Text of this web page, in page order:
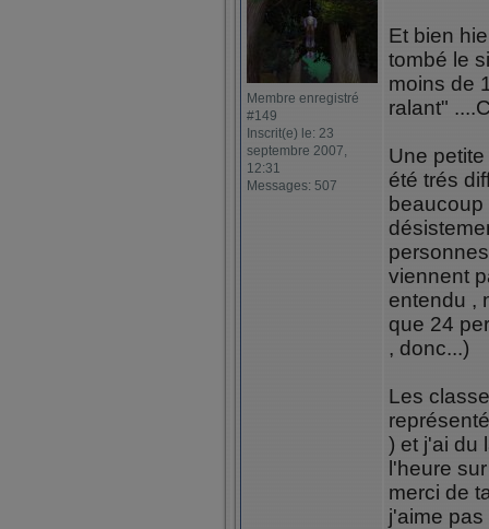
Membre enregistré
#149
Inscrit(e) le: 23
septembre 2007,
12:31
Messages: 507
Et bien
tombé le
moins de
ralant"
Une
été trés
viennent
entendu ,
que 24
, donc...)
Les
) et j'ai du
l'heure
merci de
j'aime